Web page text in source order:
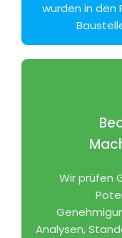
wurden in den
Wir prüfen
Analysen,